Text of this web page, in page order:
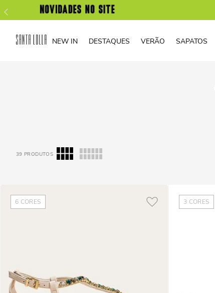
NEW IN DESTAQUES VERÃO SAPATOS
39 PRODUTOS
6 CORES 3 CORES